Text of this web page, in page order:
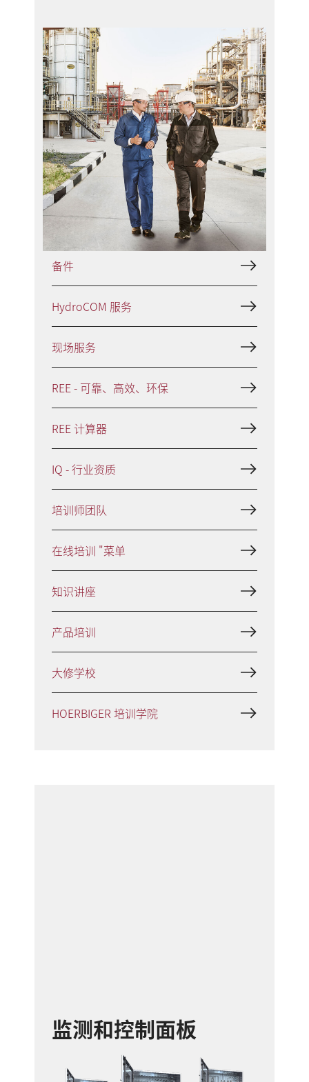
服务
PRR - 活塞杆修理
HPR - 填料盒维修
HVR - 气阀修复
PowerPEEK® 修复方案（适用于型面
网状阀）
备件
HydroCOM 服务
现场服务
REE - 可靠、高效、环保
REE 计算器
IQ - 行业资质
培训师团队
在线培训 "菜单
知识讲座
产品培训
大修学校
HOERBIGER 培训学院
监测和控制面板